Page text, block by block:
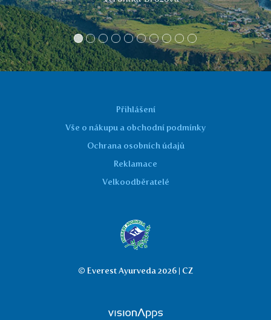
Přihlášení
Vše o nákupu a obchodní podmínky
Ochrana osobních údajů
Reklamace
Velkoodběratelé
© Everest Ayurveda 2026 | CZ